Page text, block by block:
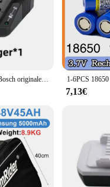
Batteria ricaricabile Bosch originale 18V 8.0Ah 100%, adatta per batteria di alimentazione 5C ad alta potenza tool BAT609 BAT618 GBA18V80 21700
7,13€